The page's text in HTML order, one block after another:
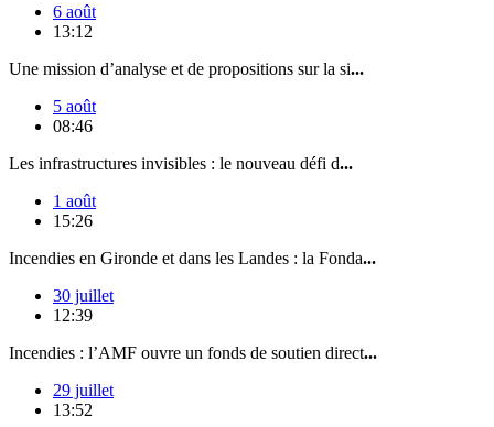
6 août
13:12
Une mission d’analyse et de propositions sur la si...
5 août
08:46
Les infrastructures invisibles : le nouveau défi d...
1 août
15:26
Incendies en Gironde et dans les Landes : la Fonda...
30 juillet
12:39
Incendies : l’AMF ouvre un fonds de soutien direct...
29 juillet
13:52